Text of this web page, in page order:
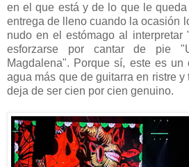
en el que está y de lo que le
entrega de lleno cuando la ocasión
nudo en el estómago al interpretar
esforzarse por cantar de pie
Magdalena". Porque sí, este es un
agua más que de guitarra en ristre
deja de ser cien por cien genuino.